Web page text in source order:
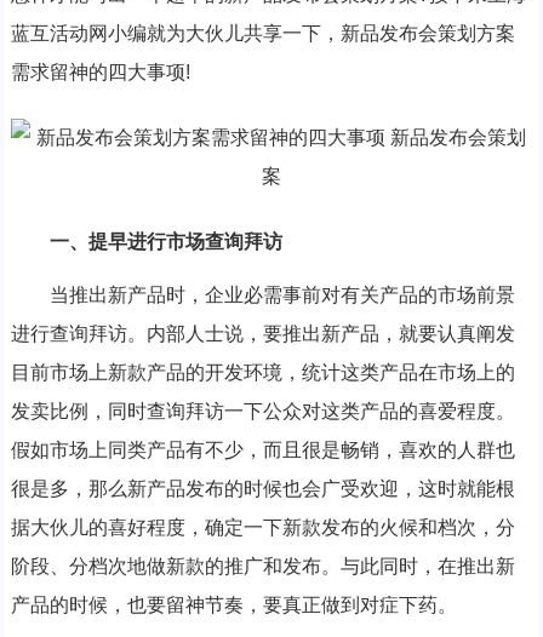
蓝互活动网小编就为大伙儿共享一下，新品发布会策划方案
需求留神的四大事项!
一、提早进行市场查询拜访
当推出新产品时，企业必需事前对有关产品的市场前景
进行查询拜访。内部人士说，要推出新产品，就要认真阐发
目前市场上新款产品的开发环境，统计这类产品在市场上的
发卖比例，同时查询拜访一下公众对这类产品的喜爱程度。
假如市场上同类产品有不少，而且很是畅销，喜欢的人群也
很是多，那么新产品发布的时候也会广受欢迎，这时就能根
据大伙儿的喜好程度，确定一下新款发布的火候和档次，分
阶段、分档次地做新款的推广和发布。与此同时，在推出新
产品的时候，也要留神节奏，要真正做到对症下药。